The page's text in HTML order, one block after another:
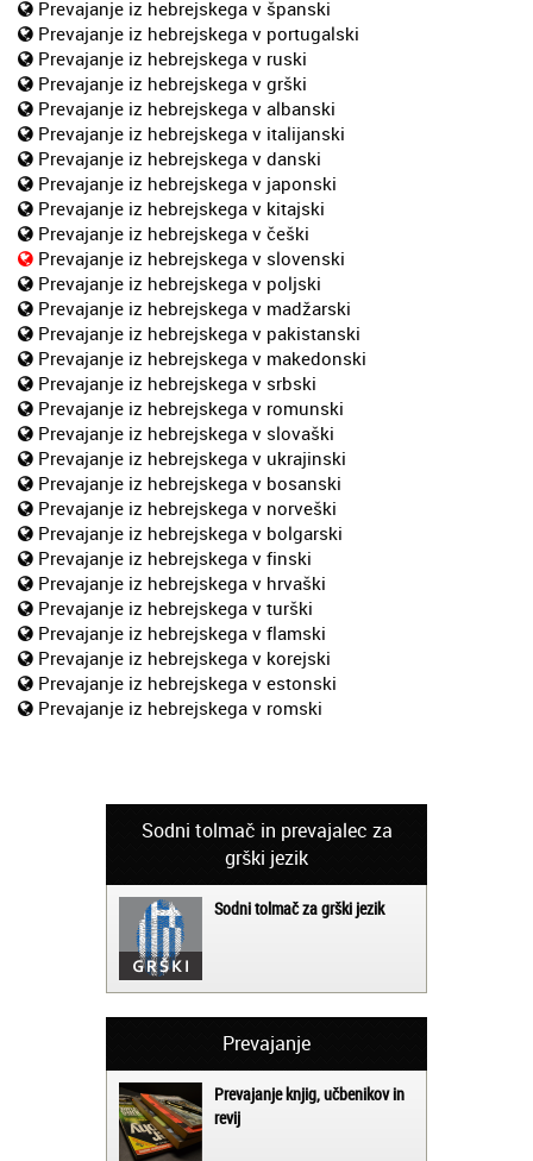
Prevajanje iz hebrejskega v španski
Prevajanje iz hebrejskega v portugalski
Prevajanje iz hebrejskega v ruski
Prevajanje iz hebrejskega v grški
Prevajanje iz hebrejskega v albanski
Prevajanje iz hebrejskega v italijanski
Prevajanje iz hebrejskega v danski
Prevajanje iz hebrejskega v japonski
Prevajanje iz hebrejskega v kitajski
Prevajanje iz hebrejskega v češki
Prevajanje iz hebrejskega v slovenski
Prevajanje iz hebrejskega v poljski
Prevajanje iz hebrejskega v madžarski
Prevajanje iz hebrejskega v pakistanski
Prevajanje iz hebrejskega v makedonski
Prevajanje iz hebrejskega v srbski
Prevajanje iz hebrejskega v romunski
Prevajanje iz hebrejskega v slovaški
Prevajanje iz hebrejskega v ukrajinski
Prevajanje iz hebrejskega v bosanski
Prevajanje iz hebrejskega v norveški
Prevajanje iz hebrejskega v bolgarski
Prevajanje iz hebrejskega v finski
Prevajanje iz hebrejskega v hrvaški
Prevajanje iz hebrejskega v turški
Prevajanje iz hebrejskega v flamski
Prevajanje iz hebrejskega v korejski
Prevajanje iz hebrejskega v estonski
Prevajanje iz hebrejskega v romski
Sodni tolmač in prevajalec za
grški jezik
Sodni tolmač za grški jezik
Prevajanje
Prevajanje knjig, učbenikov in
revij